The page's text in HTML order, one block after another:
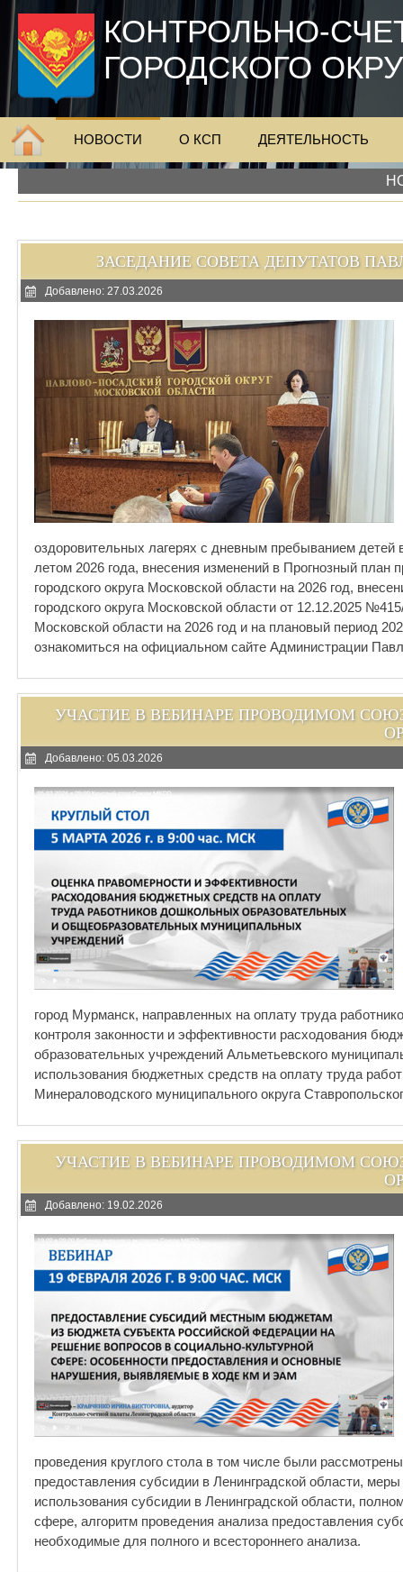
КОНТРОЛЬНО-
ГОРОДСКОГО
НОВОСТИ О КСП ДЕЯТЕЛЬНОСТЬ
ЗАСЕДАНИЕ СОВЕТА ДЕПУТАТОВ
Добавлено: 27.03.2026
оздоровительных лагерях с дневным пребыванием детей
летом 2026 года, внесения изменений в Прогнозный
городского округа Московской области на 2026 год,
городского округа Московской области от 12.12.2025
Московской области на 2026 год и на плановый период
ознакомиться на официальном сайте Администрации
УЧАСТИЕ В ВЕБИНАРЕ ПРОВОДИМОМ
Добавлено: 05.03.2026
город Мурманск, направленных на оплату труда
контроля законности и эффективности расходования
образовательных учреждений Альметьевского
использования бюджетных средств на оплату труда
Минераловодского муниципального округа
УЧАСТИЕ В ВЕБИНАРЕ ПРОВОДИМОМ
Добавлено: 19.02.2026
проведения круглого стола в том числе были
предоставления субсидии в Ленинградской области,
использования субсидии в Ленинградской области,
сфере, алгоритм проведения анализа предоставления
необходимые для полного и всестороннего анализа.